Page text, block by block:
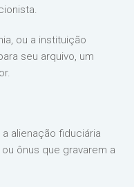
ou a instituição
seu arquivo, um
alienação fiduciária
ônus que gravarem a